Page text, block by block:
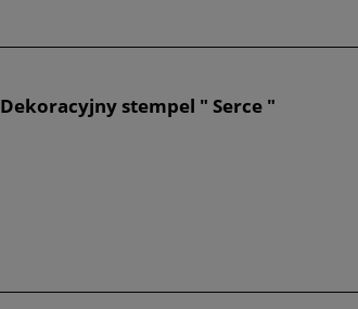
Dekoracyjny stempel " Serce "